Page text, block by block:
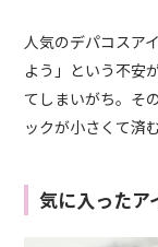
人気のデパコスア
よう」という不安
てしまいがち。そ
ックが小さくて済
気に入ったア